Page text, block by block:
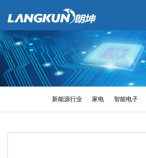
新能源行业 家电 智能电子